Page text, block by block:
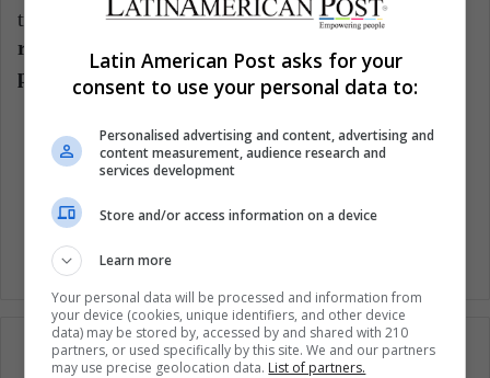
transición haciaun modelo agrícola sostenible
reduciendo el desperdicio de alimentos, de
pesticidas y, por consiguiente, de contaminación
Contaminación Environment
Latin American Post asks for your
consent to use your personal data to:
Personalised advertising and content, advertising and
content measurement, audience research and
services development
Store and/or access information on a device
Learn more
Your personal data will be processed and information from
your device (cookies, unique identifiers, and other device
data) may be stored by, accessed by and shared with 210
partners, or used specifically by this site. We and our partners
may use precise geolocation data. List of partners.